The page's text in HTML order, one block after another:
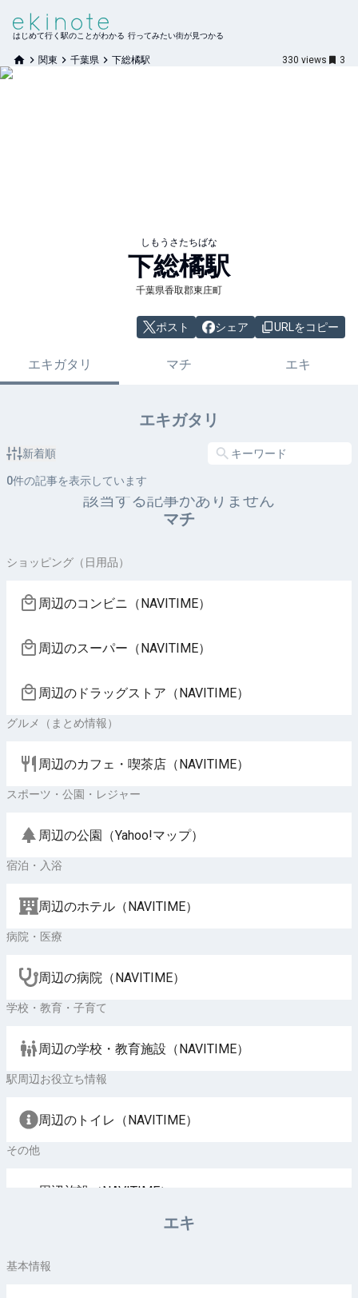
はじめて行く駅のことがわかる 行ってみたい街が見つかる
関東 千葉県 下総橘駅 330 views 3
しもうさたちばな
下総橘駅
千葉県香取郡東庄町
ポスト シェア URLをコピー
エキガタリ マチ エキ
エキガタリ
新着順
0件の記事を表示しています
該当する記事がありません
マチ
ショッピング（日用品）
周辺のコンビニ（NAVITIME）
周辺のスーパー（NAVITIME）
周辺のドラッグストア（NAVITIME）
グルメ（まとめ情報）
周辺のカフェ・喫茶店（NAVITIME）
スポーツ・公園・レジャー
周辺の公園（Yahoo!マップ）
宿泊・入浴
周辺のホテル（NAVITIME）
病院・医療
周辺の病院（NAVITIME）
学校・教育・子育て
周辺の学校・教育施設（NAVITIME）
駅周辺お役立ち情報
周辺のトイレ（NAVITIME）
その他
周辺施設（NAVITIME）
エキ
基本情報